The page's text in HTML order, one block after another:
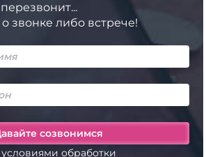
звонке либо встрече!
условиями обработки